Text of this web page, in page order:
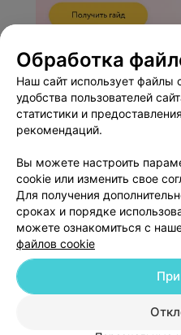
ЭФФЕКТИВНАЯ РЕКЛАМА НА САЙТЕ
Обработка
Наш сайт использует файлы
удобства пользователей
статистики и
рекомендаций.
Вы можете настроить
cookie или изменить свое
Для получения
сроках и порядке
можете ознакомиться с
файлов cookie